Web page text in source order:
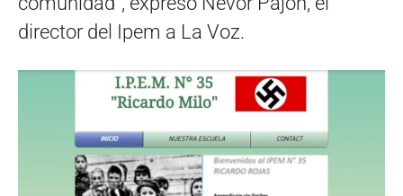
director del Ipem a La Voz.